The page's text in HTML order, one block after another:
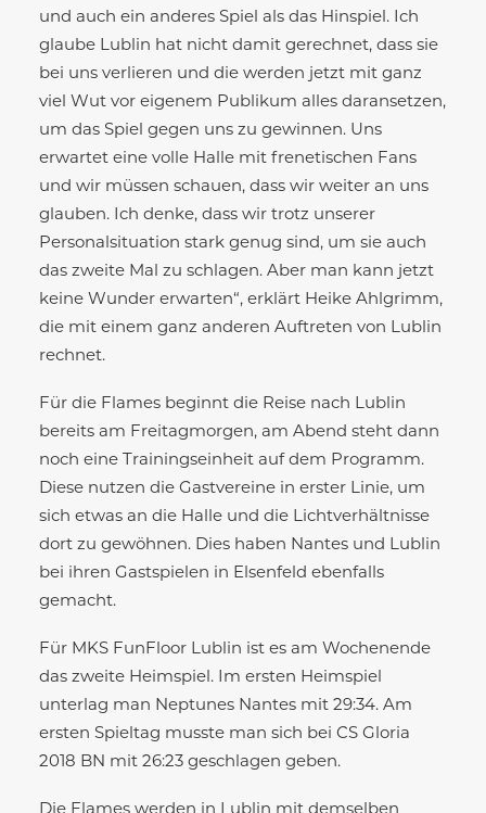
und auch ein anderes Spiel als das Hinspiel. Ich
glaube Lublin hat nicht damit gerechnet, dass sie
bei uns verlieren und die werden jetzt mit ganz
viel Wut vor eigenem Publikum alles daransetzen,
um das Spiel gegen uns zu gewinnen. Uns
erwartet eine volle Halle mit frenetischen Fans
und wir müssen schauen, dass wir weiter an uns
glauben. Ich denke, dass wir trotz unserer
Personalsituation stark genug sind, um sie auch
das zweite Mal zu schlagen. Aber man kann jetzt
keine Wunder erwarten“, erklärt Heike Ahlgrimm,
die mit einem ganz anderen Auftreten von Lublin
rechnet.
Für die Flames beginnt die Reise nach Lublin
bereits am Freitagmorgen, am Abend steht dann
noch eine Trainingseinheit auf dem Programm.
Diese nutzen die Gastvereine in erster Linie, um
sich etwas an die Halle und die Lichtverhältnisse
dort zu gewöhnen. Dies haben Nantes und Lublin
bei ihren Gastspielen in Elsenfeld ebenfalls
gemacht.
Für MKS FunFloor Lublin ist es am Wochenende
das zweite Heimspiel. Im ersten Heimspiel
unterlag man Neptunes Nantes mit 29:34. Am
ersten Spieltag musste man sich bei CS Gloria
2018 BN mit 26:23 geschlagen geben.